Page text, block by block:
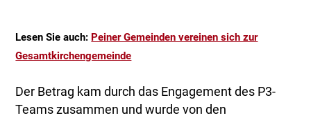
Lesen Sie auch: Peiner Gemeinden vereinen sich zur
Gesamtkirchengemeinde
Der Betrag kam durch das Engagement des P3-
Teams zusammen und wurde von den